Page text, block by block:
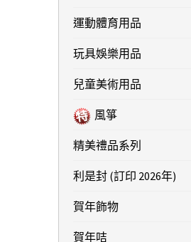
運動體育用品
玩具娛樂用品
兒童美術用品
風箏
精美禮品系列
利是封 (訂印 2026年)
賀年飾物
賀年咭